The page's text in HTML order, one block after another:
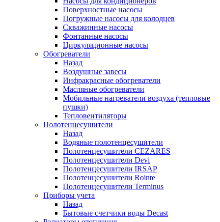
Поверхностные насосы
Погружные насосы для колодцев
Скважинные насосы
Фонтанные насосы
Циркуляционные насосы
Обогреватели
Назад
Воздушные завесы
Инфракрасные обогреватели
Масляные обогреватели
Мобильные нагреватели воздуха (тепловые
пушки)
Тепловентиляторы
Полотенцесушители
Назад
Водяные полотенцесушители
Полотенцесушители CEZARES
Полотенцесушители Devi
Полотенцесушители IRSAP
Полотенцесушители Rointe
Полотенцесушители Terminus
Приборы учета
Назад
Бытовые счетчики воды Decast